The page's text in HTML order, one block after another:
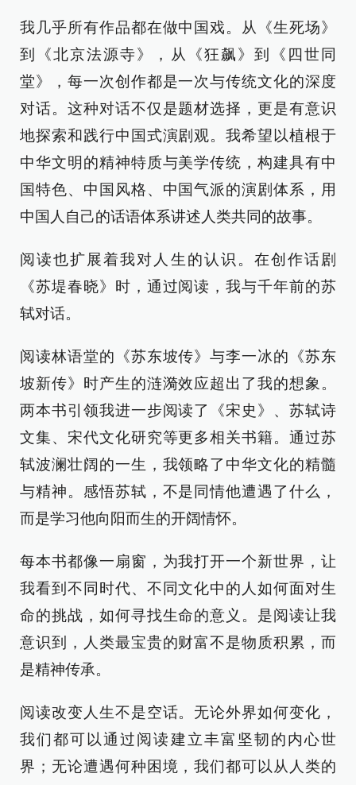
我几乎所有作品都在做中国戏。从《生死场》
到《北京法源寺》，从《狂飙》到《四世同
堂》，每一次创作都是一次与传统文化的深度
对话。这种对话不仅是题材选择，更是有意识
地探索和践行中国式演剧观。我希望以植根于
中华文明的精神特质与美学传统，构建具有中
国特色、中国风格、中国气派的演剧体系，用
中国人自己的话语体系讲述人类共同的故事。
阅读也扩展着我对人生的认识。在创作话剧
《苏堤春晓》时，通过阅读，我与千年前的苏
轼对话。
阅读林语堂的《苏东坡传》与李一冰的《苏东
坡新传》时产生的涟漪效应超出了我的想象。
两本书引领我进一步阅读了《宋史》、苏轼诗
文集、宋代文化研究等更多相关书籍。通过苏
轼波澜壮阔的一生，我领略了中华文化的精髓
与精神。感悟苏轼，不是同情他遭遇了什么，
而是学习他向阳而生的开阔情怀。
每本书都像一扇窗，为我打开一个新世界，让
我看到不同时代、不同文化中的人如何面对生
命的挑战，如何寻找生命的意义。是阅读让我
意识到，人类最宝贵的财富不是物质积累，而
是精神传承。
阅读改变人生不是空话。无论外界如何变化，
我们都可以通过阅读建立丰富坚韧的内心世
界；无论遭遇何种困境，我们都可以从人类的